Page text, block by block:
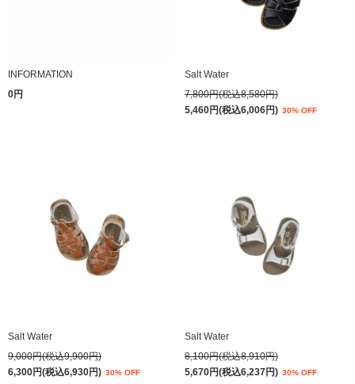
INFORMATION
0円
Salt Water
7,800円(税込8,580円)
5,460円(税込6,006円) 30% OFF
Salt Water
9,000円(税込9,900円)
6,300円(税込6,930円) 30% OFF
Salt Water
8,100円(税込8,910円)
5,670円(税込6,237円) 30% OFF